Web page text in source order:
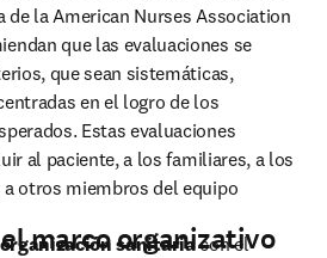
de la American Nurses Association
que las evaluaciones se
que sean sistemáticas,
en el logro de los
Estas evaluaciones
al paciente, a los familiares, a los
a otros miembros del equipo
marco organizativo
sanitaria con el